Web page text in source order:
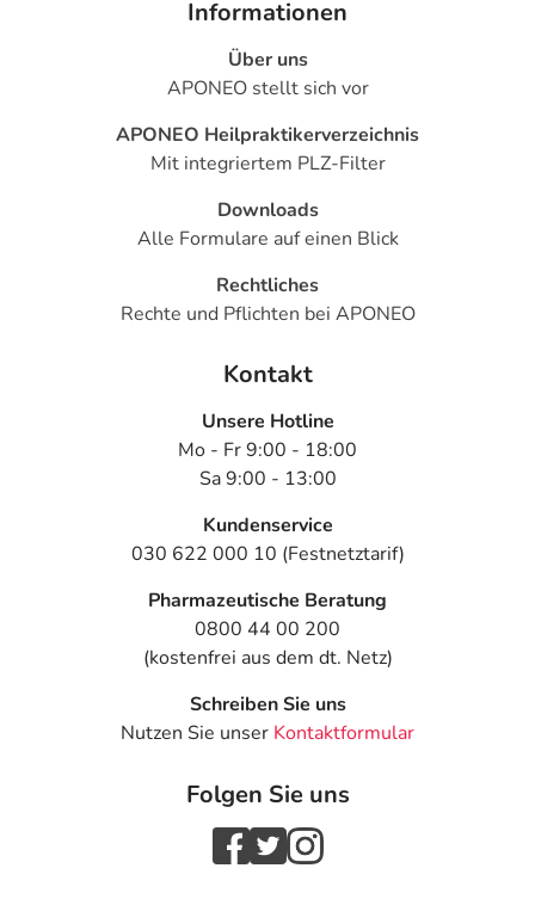
Informationen
Über uns
APONEO stellt sich vor
APONEO Heilpraktikerverzeichnis
Mit integriertem PLZ-Filter
Downloads
Alle Formulare auf einen Blick
Rechtliches
Rechte und Pflichten bei APONEO
Kontakt
Unsere Hotline
Mo - Fr 9:00 - 18:00
Sa 9:00 - 13:00
Kundenservice
030 622 000 10 (Festnetztarif)
Pharmazeutische Beratung
0800 44 00 200
(kostenfrei aus dem dt. Netz)
Schreiben Sie uns
Nutzen Sie unser Kontaktformular
Folgen Sie uns